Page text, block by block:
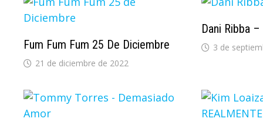
Fum Fum Fum 25 De Diciembre
21 de diciembre de 2022
Dani Ribba
3 de